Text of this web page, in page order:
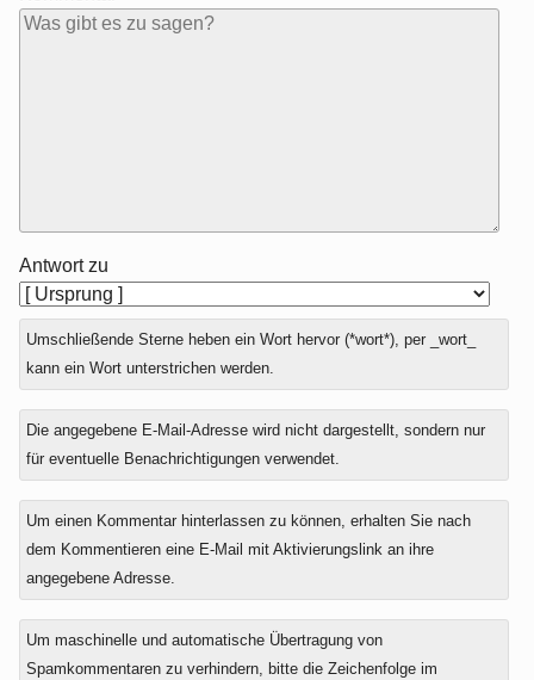
Antwort zu
Umschließende Sterne heben ein Wort hervor (*wort*), per _wort_
kann ein Wort unterstrichen werden.
Die angegebene E-Mail-Adresse wird nicht dargestellt, sondern nur
für eventuelle Benachrichtigungen verwendet.
Um einen Kommentar hinterlassen zu können, erhalten Sie nach
dem Kommentieren eine E-Mail mit Aktivierungslink an ihre
angegebene Adresse.
Um maschinelle und automatische Übertragung von
Spamkommentaren zu verhindern, bitte die Zeichenfolge im